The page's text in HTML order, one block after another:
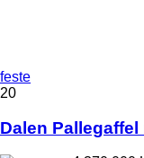
feste
20
Dalen Pallegaffel